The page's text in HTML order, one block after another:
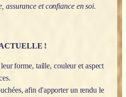
assurance et confiance en soi.
!
forme, taille, couleur et aspect
afin d'apporter un rendu le